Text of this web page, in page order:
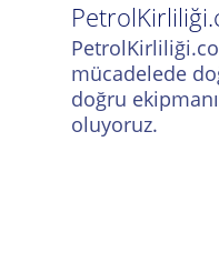
mücadelede
doğru
oluyoruz.